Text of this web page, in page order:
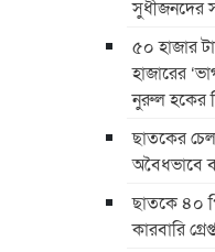
সুধীজনদের
৫০ হাজার
হাজারের
নুরুল হকের
ছাতকের
অবৈধভাবে
ছাতকে ৪০
কারবারি